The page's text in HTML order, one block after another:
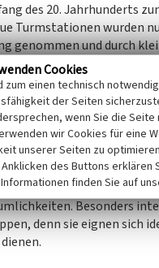
des 20. Jahrhunderts
Turmstationen wurden
genommen und durch
ein „zweites“
kulturhistorische
Orten das Potenzial
dabei keine Grenzen
zogen in die alten
Besonders
denn sie eignen sich
Cookies
zum einen technisch
der Seiten
wenn Sie die Seite
wir Cookies für eine
unserer Seiten zu
des Buttons erklären
finden Sie auf